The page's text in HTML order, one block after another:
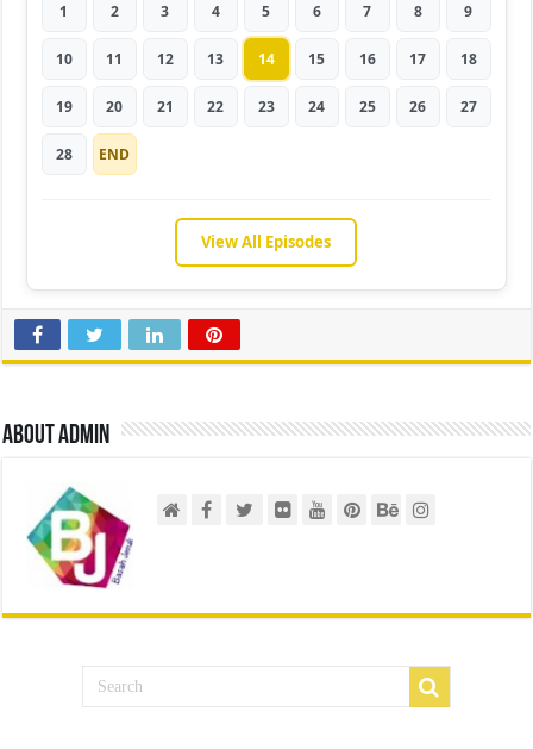
1 2 3 4 5 6 7 8 9
10 11 12 13 14 15 16 17 18
19 20 21 22 23 24 25 26 27
28 END
View All Episodes
About admin